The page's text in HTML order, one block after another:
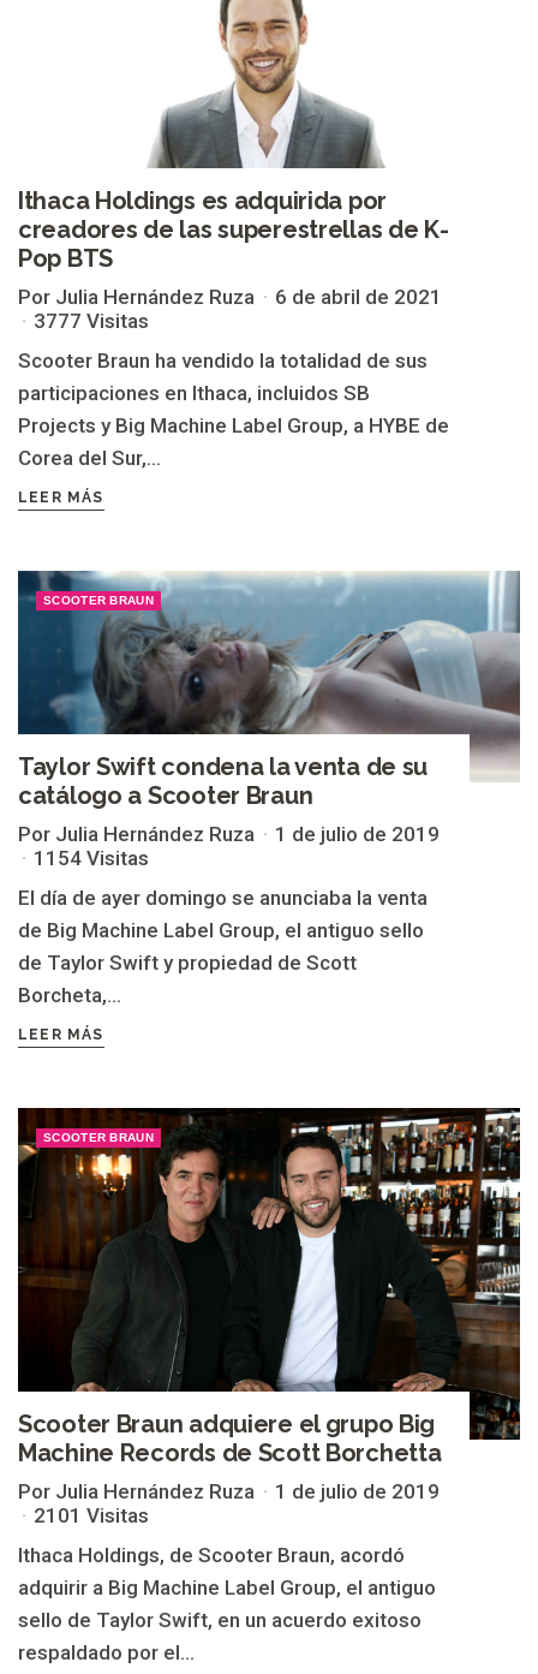
Ithaca Holdings es adquirida por
creadores de las superestrellas de K-
Pop BTS
Por Julia Hernández Ruza
6 de abril de 2021
3777 Visitas
Scooter Braun ha vendido la totalidad de sus
participaciones en Ithaca, incluidos SB
Projects y Big Machine Label Group, a HYBE de
Corea del Sur,...
LEER MÁS
SCOOTER BRAUN
Taylor Swift condena la venta de su
catálogo a Scooter Braun
Por Julia Hernández Ruza
1 de julio de 2019
1154 Visitas
El día de ayer domingo se anunciaba la venta
de Big Machine Label Group, el antiguo sello
de Taylor Swift y propiedad de Scott
Borcheta,...
LEER MÁS
SCOOTER BRAUN
Scooter Braun adquiere el grupo Big
Machine Records de Scott Borchetta
Por Julia Hernández Ruza
1 de julio de 2019
2101 Visitas
Ithaca Holdings, de Scooter Braun, acordó
adquirir a Big Machine Label Group, el antiguo
sello de Taylor Swift, en un acuerdo exitoso
respaldado por el...